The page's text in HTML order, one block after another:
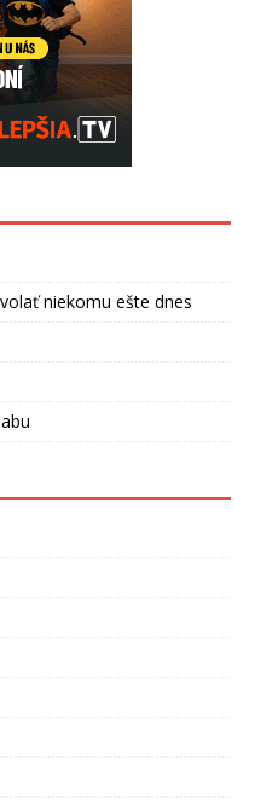
niekomu ešte dnes